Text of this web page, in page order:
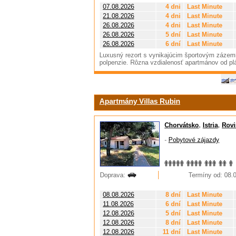
07.08.2026 4 dni Last Minute
21.08.2026
4 dni Last Minute
26.08.2026
4 dni Last Minute
26.08.2026
5 dní Last Minute
26.08.2026
6 dní Last Minute
Luxusný rezort s vynikajúcim športovým
polpenzie. Rôzna vzdialenosť apartmánov od
Apartmány Villas Rubin
Chorvátsko, Istria,
- Pobytové zájazdy
Doprava:
Termíny od:
08.08.2026 8 dní Last Minute
11.08.2026
6 dní Last Minute
12.08.2026
5 dní Last Minute
12.08.2026
8 dní Last Minute
12.08.2026
11 dní Last Minute